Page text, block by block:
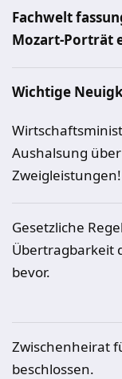
Fachwelt
Mozart-Porträt
Wichtige
Aushalsung
Zweigleistungen!
Gesetzliche
Übertragbarkeit
bevor.
Zwischenheirat
beschlossen.